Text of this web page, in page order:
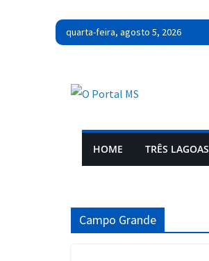
Pular
paraquarta-feira, agosto 5, 2026
HOME TRÊS LAGOAS
Campo Grande